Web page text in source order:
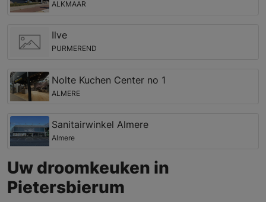
ALKMAAR
Ilve
PURMEREND
Nolte Kuchen Center no 1
ALMERE
Sanitairwinkel Almere
Almere
Uw droomkeuken in
Pietersbierum